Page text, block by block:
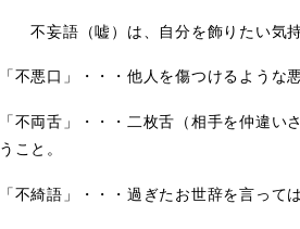
不妄語（嘘）は、自分を飾りたい気持
「不悪口」・・・他人を傷つけるような
「不両舌」・・・二枚舌（相手を仲違
うこと。
「不綺語」・・・過ぎたお世辞を言って